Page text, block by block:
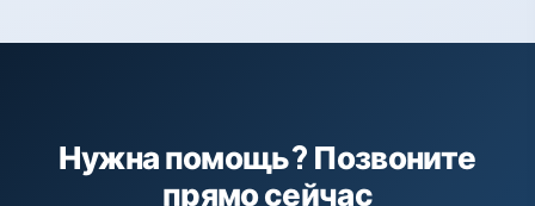
Нужна помощь? Позвоните
прямо сейчас